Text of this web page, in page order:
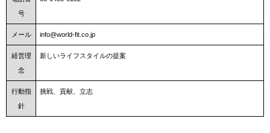
号
メール info@world-fit.co.jp
経営理
念
新しいライフスタイルの提案
行動指
針
挑戦、貢献、立志